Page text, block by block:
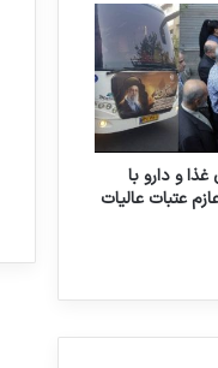
و دارو با
عتبات عالیات